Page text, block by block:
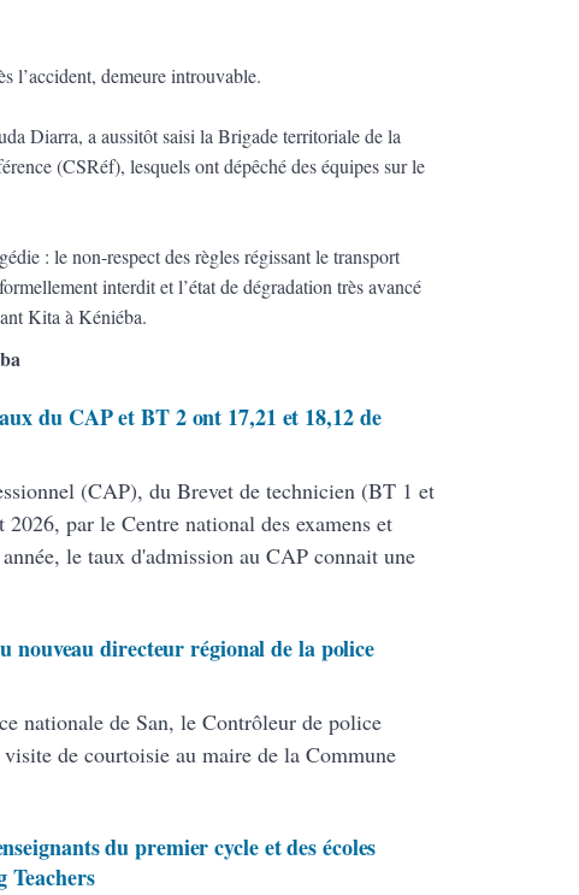
l’accident, demeure introuvable.
Diarra, a aussitôt saisi la Brigade territoriale de la
(CSRéf), lesquels ont dépêché des équipes sur le
: le non-respect des règles régissant le transport
interdit et l’état de dégradation très avancé
Kita à Kéniéba.
du CAP et BT 2 ont 17,21 et 18,12 de
(CAP), du Brevet de technicien (BT 1 et
par le Centre national des examens et
le taux d'admission au CAP connait une
nouveau directeur régional de la police
nationale de San, le Contrôleur de police
de courtoisie au maire de la Commune
du premier cycle et des écoles
Teachers